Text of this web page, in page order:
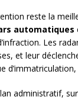
reste la
automatiques
Les
et leur
administratif,